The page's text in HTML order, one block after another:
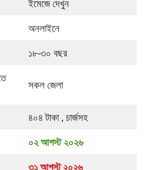
ইমেজে দেখুন
অনলাইনে
১৮-৩০ বছর
সকল জেলা
৪০৪ টাকা , চার্জসহ
০২ আগস্ট ২০২৬
৩১ আগস্ট ২০২৬